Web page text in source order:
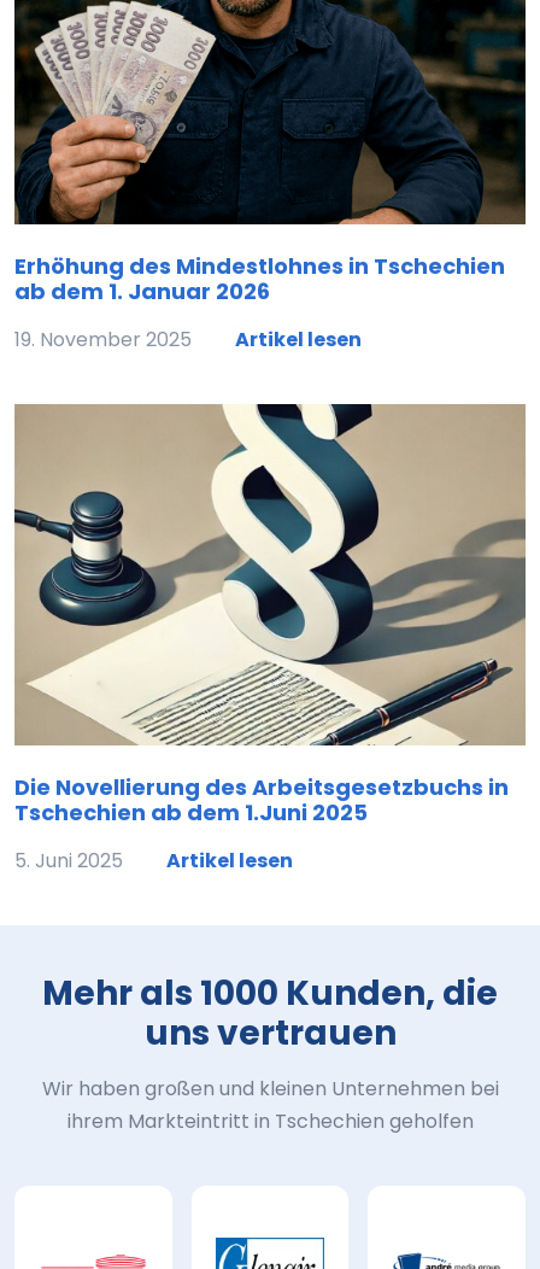
Erhöhung des Mindestlohnes in Tschechien
ab dem 1. Januar 2026
19. November 2025 Artikel lesen
Die Novellierung des Arbeitsgesetzbuchs in
Tschechien ab dem 1.Juni 2025
5. Juni 2025 Artikel lesen
Mehr als 1000 Kunden, die
uns vertrauen
Wir haben großen und kleinen Unternehmen bei
ihrem Markteintritt in Tschechien geholfen